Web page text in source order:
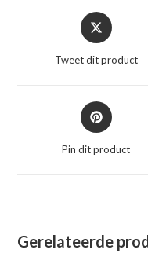
Opent
in
nieuw
Tweet dit product
Opent
in
nieuw
Pin dit product
Gerelateerde